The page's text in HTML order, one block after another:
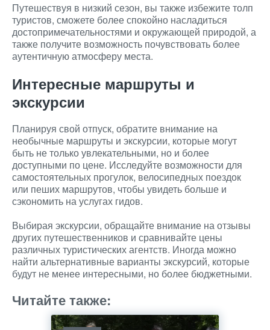
Путешествуя в низкий сезон, вы также избежите толп
туристов, сможете более спокойно насладиться
достопримечательностями и окружающей природой, а
также получите возможность почувствовать более
аутентичную атмосферу места.
Интересные маршруты и
экскурсии
Планируя свой отпуск, обратите внимание на
необычные маршруты и экскурсии, которые могут
быть не только увлекательными, но и более
доступными по цене. Исследуйте возможности для
самостоятельных прогулок, велосипедных поездок
или пеших маршрутов, чтобы увидеть больше и
сэкономить на услугах гидов.
Выбирая экскурсии, обращайте внимание на отзывы
других путешественников и сравнивайте цены
различных туристических агентств. Иногда можно
найти альтернативные варианты экскурсий, которые
будут не менее интересными, но более бюджетными.
Читайте также: